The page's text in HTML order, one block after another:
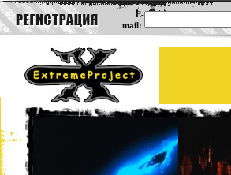
E-
mail: